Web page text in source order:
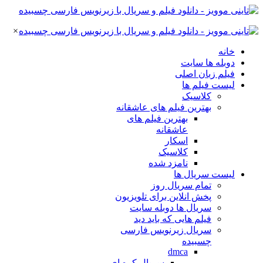
×
خانه
دوبله ها سایت
فیلم زبان اصلی
لیست فیلم ها
کلاسیک
بهترین فیلم های عاشقانه
بهترین فیلم های
عاشقانه
اسکار
کلاسیک
نامزد شده
لیست سریال ها
تمام سریال روز
پخش انلاین برای تلویزیون
سریال ها دوبله سایت
فیلم هایی که باید دید
سریال زیرنویس فارسی
چسبیده
dmca